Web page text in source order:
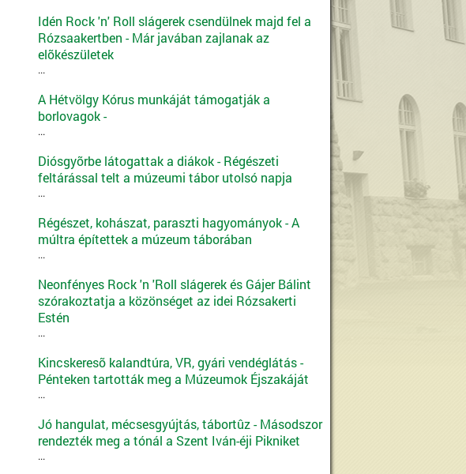
Idén Rock 'n' Roll slágerek csendülnek majd fel a
Rózsaakertben - Már javában zajlanak az
elõkészületek
...
A Hétvölgy Kórus munkáját támogatják a
borlovagok -
...
Diósgyõrbe látogattak a diákok - Régészeti
feltárással telt a múzeumi tábor utolsó napja
...
Régészet, kohászat, paraszti hagyományok - A
múltra építettek a múzeum táborában
...
Neonfényes Rock 'n 'Roll slágerek és Gájer Bálint
szórakoztatja a közönséget az idei Rózsakerti
Estén
...
Kincskeresõ kalandtúra, VR, gyári vendéglátás -
Pénteken tartották meg a Múzeumok Éjszakáját
...
Jó hangulat, mécsesgyújtás, tábortûz - Másodszor
rendezték meg a tónál a Szent Iván-éji Pikniket
...